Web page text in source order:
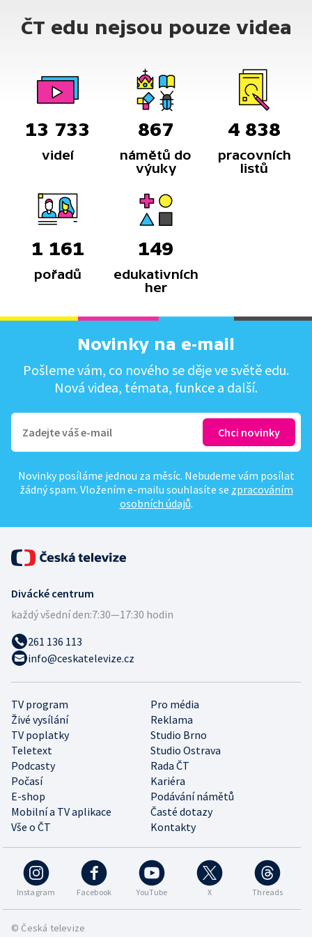
ČT edu nejsou pouze videa
13 733
videí
867
námětů do
výuky
4 838
pracovních
listů
1 161
pořadů
149
edukativních
her
Novinky na e-mail
Pošleme vám, co nového se děje ve světě edu.
Nová videa, témata, funkce a další.
Novinky posíláme jednou za měsíc. Nebudeme vám posílat
žádný spam. Vložením e-mailu souhlasíte se zpracováním
osobních údajů.